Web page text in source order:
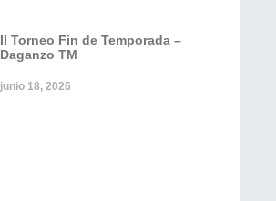
II Torneo Fin de Temporada –
Daganzo TM
junio 18, 2026